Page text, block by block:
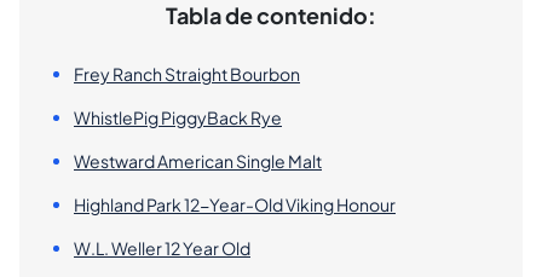
Tabla de contenido:
Frey Ranch Straight Bourbon
WhistlePig PiggyBack Rye
Westward American Single Malt
Highland Park 12-Year-Old Viking Honour
W.L. Weller 12 Year Old